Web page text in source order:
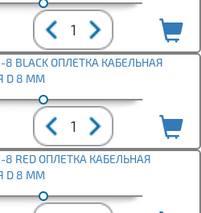
8 BLACK ОПЛЕТКА КАБЕЛЬНАЯ
D 8 ММ
8 RED ОПЛЕТКА КАБЕЛЬНАЯ
D 8 ММ